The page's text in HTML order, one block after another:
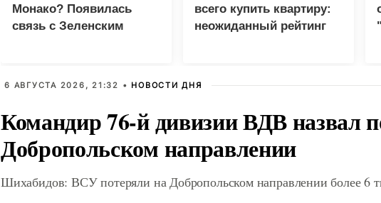
Монако? Появилась
связь с Зеленским
всего купить квартиру:
неожиданный рейтинг
6 АВГУСТА 2026, 21:32 • НОВОСТИ ДНЯ
Командир 76-й дивизии ВДВ назвал
Добропольском направлении
Шихабидов: ВСУ потеряли на Добропольском направлении более 6